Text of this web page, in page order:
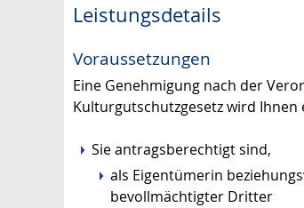
Leistungsdetails
Voraussetzungen
Eine Genehmigung nach der
Kulturgutschutzgesetz wird Ihnen
Sie antragsberechtigt sind,
als Eigentümerin
bevollmächtigter Dritter